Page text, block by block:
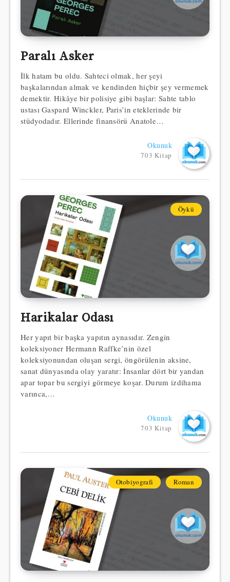
Paralı Asker
İlk hatam bu oldu. Sahteci olmak, her şeyi
başkalarından almak ve kendinden hiçbir şey vermemek
demektir. Hikâye bir polisiye gibi başlar: Sahte tablo
ustası Gaspard Winckler, Paris’in eteklerinde bir
stüdyodadır. Ellerinde finansörü Anatole…
Okunuk
703 Kitap
Öykü
Harikalar Odası
Her yapıt bir başka yapıtın aynasıdır. Zengin
koleksiyoner Hermann Raffke’nin özel
koleksiyonundan oluşan sergi, öngörülenin aksine,
sanat dünyasında olay yaratır: İnsanlar dört bir yandan
apar topar bu sergiyi görmeye koşar. Durum izdihama
varınca,…
Okunuk
703 Kitap
Otobiyografi Roman